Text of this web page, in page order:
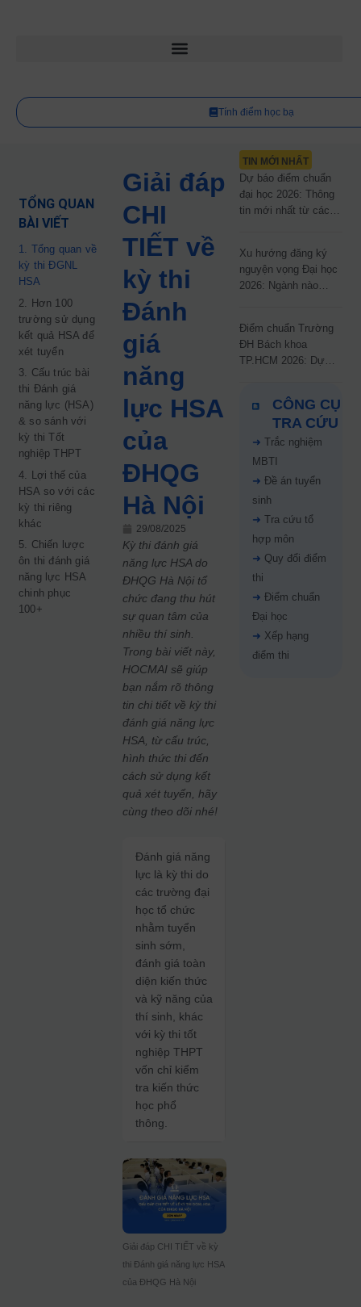
Tính điểm học bạ
TỔNG QUAN
BÀI VIẾT
1. Tổng quan về
kỳ thi ĐGNL
HSA
2. Hơn 100
trường sử dụng
kết quả HSA để
xét tuyển
3. Cấu trúc bài
thi Đánh giá
năng lực (HSA)
& so sánh với
kỳ thi Tốt
nghiệp THPT
4. Lợi thế của
HSA so với các
kỳ thi riêng
khác
5. Chiến lược
ôn thi đánh giá
năng lực HSA
chinh phục
100+
Giải đáp
CHI
TIẾT về
kỳ thi
Đánh
giá
năng
lực HSA
của
ĐHQG
Hà Nội
29/08/2025
Kỳ thi đánh giá
năng lực HSA do
ĐHQG Hà Nội tổ
chức đang thu hút
sự quan tâm của
nhiều thí sinh.
Trong bài viết này,
HOCMAI sẽ giúp
bạn nắm rõ thông
tin chi tiết về kỳ thi
đánh giá năng lực
HSA, từ cấu trúc,
hình thức thi đến
cách sử dụng kết
quả xét tuyển, hãy
cùng theo dõi nhé!
Đánh giá năng
lực là kỳ thi do
các trường đại
học tổ chức
nhằm tuyển
sinh sớm,
đánh giá toàn
diện kiến thức
và kỹ năng của
thí sinh, khác
với kỳ thi tốt
nghiệp THPT
vốn chỉ kiểm
tra kiến thức
học phổ
thông.
Giải đáp CHI TIẾT về kỳ
thi Đánh giá năng lực HSA
của ĐHQG Hà Nội
TIN MỚI NHẤT
Dự báo điểm chuẩn
đại học 2026: Thông
tin mới nhất từ các
Xu hướng đăng ký
nguyện vọng Đại học
2026: Ngành nào
Điểm chuẩn Trường
ĐH Bách khoa
TP.HCM 2026: Dự
67%
CÔNG CỤ
TRA CỨU
➜ Trắc nghiệm
MBTI
➜ Đề án tuyển
sinh
➜ Tra cứu tổ
hợp môn
➜ Quy đổi điểm
thi
➜ Điểm chuẩn
Đại học
➜ Xếp hạng
điểm thi